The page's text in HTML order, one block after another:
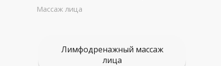
Массаж лица
Лимфодренажный массаж
лица